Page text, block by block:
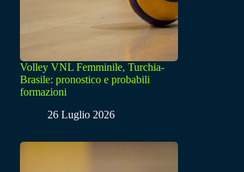
Volley VNL Femminile, Turchia-
Brasile: pronostico e probabili
formazioni
26 Luglio 2026